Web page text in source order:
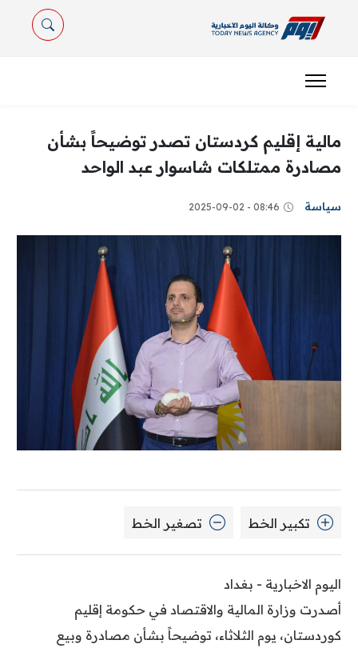
مالية إقليم كردستان تصدر توضيحاً بشأن
مصادرة ممتلكات شاسوار عبد الواحد
سياسة 08:46 - 2025-09-02
تكبير الخط تصغير الخط
اليوم الاخبارية - بغداد
أصدرت وزارة المالية والاقتصاد في حكومة إقليم
كوردستان، يوم الثلاثاء، توضيحاً بشأن مصادرة وبيع